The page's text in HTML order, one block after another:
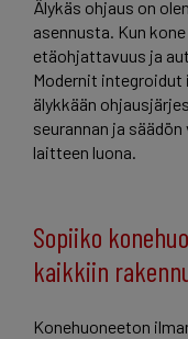
Älykäs ohjaus on
asennusta. Kun
etäohjattavuus ja
Modernit
älykkään
seurannan ja
laitteen luona.
Sopiiko
kaikkiin
Konehuoneeton